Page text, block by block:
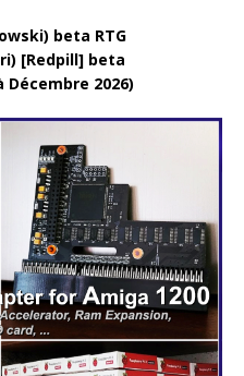
beta RTG
[Redpill] beta
2026)